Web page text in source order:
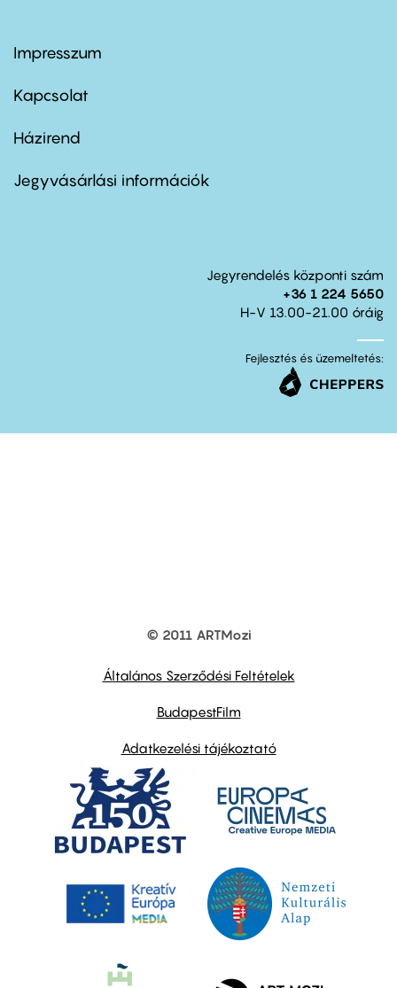
Footer
first
Impresszum
Kapcsolat
Footer
second
Házirend
Jegyvásárlási információk
Jegyrendelés központi szám
+36 1 224 5650
H-V 13.00-21.00 óráig
Fejlesztés és üzemeltetés:
© 2011 ARTMozi
Általános Szerződési Feltételek
BudapestFilm
Adatkezelési tájékoztató